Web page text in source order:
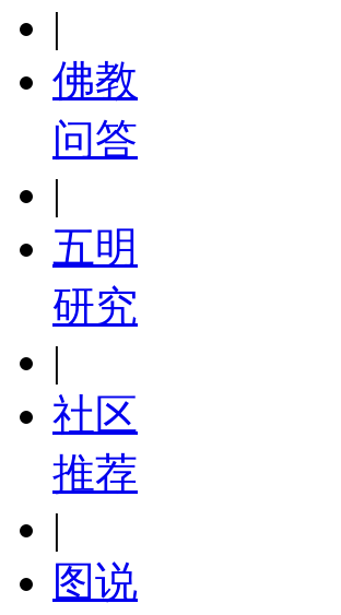
|
佛教
问答
|
五明
研究
|
社区
推荐
|
图说